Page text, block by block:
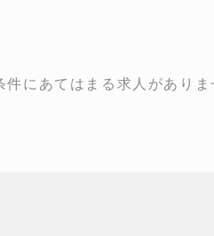
件にあてはまる求人がありま